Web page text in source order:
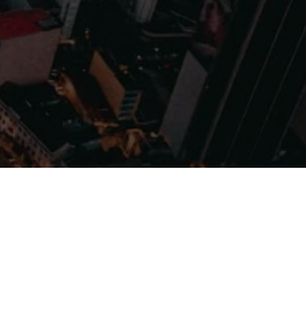
Séries Música Gênero